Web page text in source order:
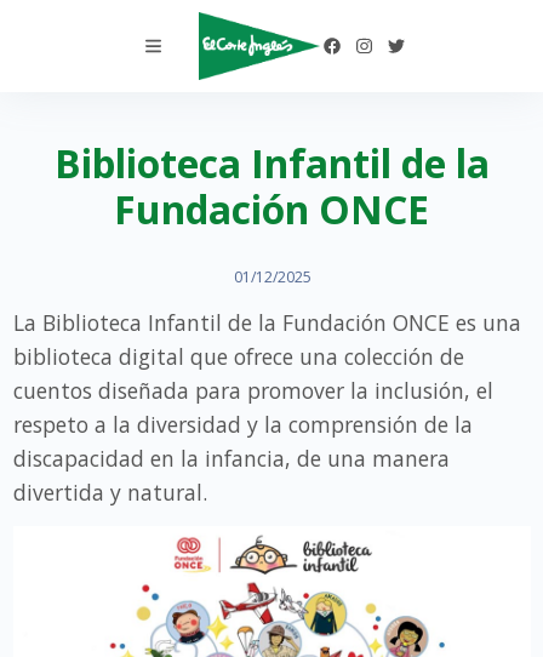
Biblioteca Infantil de la
Fundación ONCE
01/12/2025
La Biblioteca Infantil de la Fundación ONCE es una
biblioteca digital que ofrece una colección de
cuentos diseñada para promover la inclusión, el
respeto a la diversidad y la comprensión de la
discapacidad en la infancia, de una manera
divertida y natural.